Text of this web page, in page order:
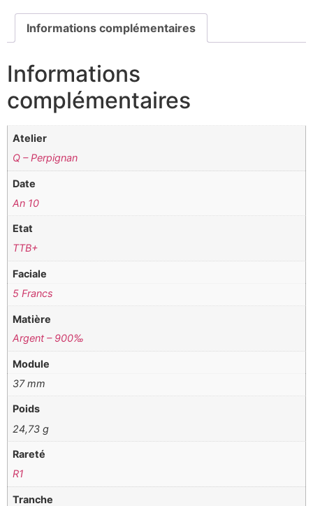
Informations complémentaires
Informations
complémentaires
Atelier
Q – Perpignan
Date
An 10
Etat
TTB+
Faciale
5 Francs
Matière
Argent – 900‰
Module
37 mm
Poids
24,73 g
Rareté
R1
Tranche